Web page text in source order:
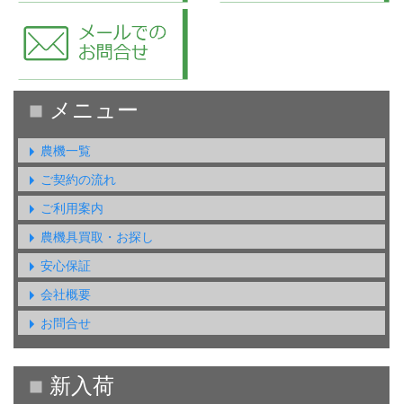
農機一覧
ご契約の流れ
ご利用案内
農機具買取・お探し
安心保証
会社概要
お問合せ